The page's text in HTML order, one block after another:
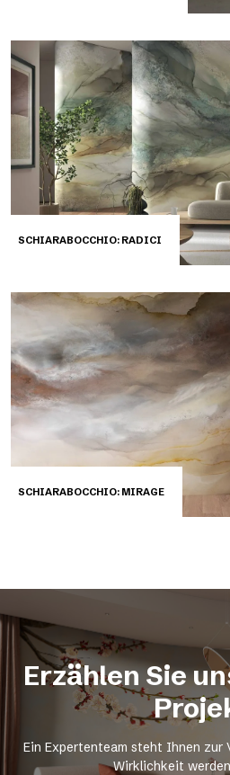
SCHIARABOCCHIO: RADICI
SCHIARABOCCHIO: MIRAGE
Erzählen Sie
Ein Expertenteam steht Ihnen zur
Wirklichkeit